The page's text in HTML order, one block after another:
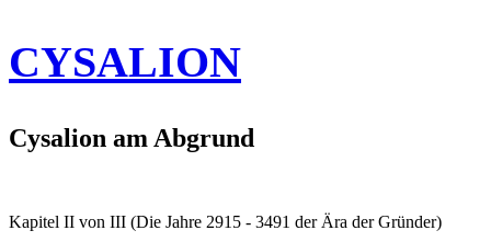
CYSALION
Cysalion am Abgrund
Kapitel II von III (Die Jahre 2915 - 3491 der Ära der Gründer)